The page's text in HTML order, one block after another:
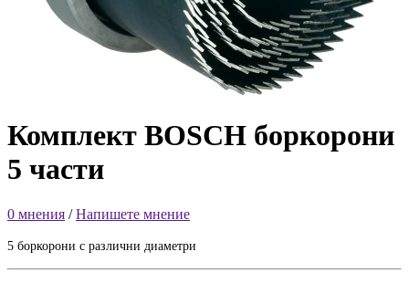
Комплект BOSCH боркорони
5 части
0 мнения /Напишете мнение
5 боркорони с различни диаметри